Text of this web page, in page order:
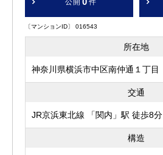
公開 件
〔マンションID〕 016543
所在地
神奈川県横浜市中区南仲通１丁目
交通
JR京浜東北線 「関内」駅 徒歩8分
構造